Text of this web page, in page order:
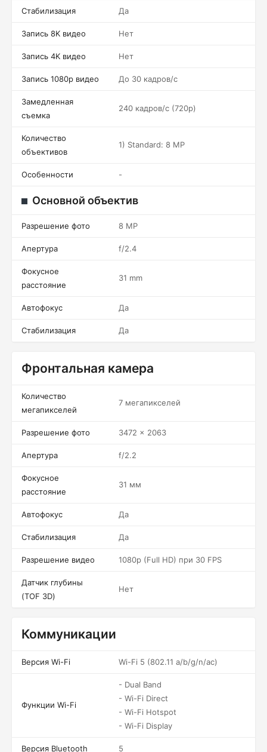
Стабилизация Да
Запись 8K видео Нет
Запись 4K видео Нет
Запись 1080p видео До 30 кадров/c
Замедленная
съемка
240 кадров/c (720p)
Количество
объективов
1) Standard: 8 MP
Особенности -
Основной объектив
Разрешение фото 8 MP
Апертура f/2.4
Фокусное
расстояние
31 mm
Автофокус Да
Стабилизация Да
Фронтальная камера
Количество
мегапикселей
7 мегапикселей
Разрешение фото 3472 x 2063
Апертура f/2.2
Фокусное
расстояние
31 мм
Автофокус Да
Стабилизация Да
Разрешение видео 1080p (Full HD) при 30 FPS
Датчик глубины
(TOF 3D)
Нет
Коммуникации
Версия Wi-Fi Wi-Fi 5 (802.11 a/b/g/n/ac)
Функции Wi-Fi
- Dual Band
- Wi-Fi Direct
- Wi-Fi Hotspot
- Wi-Fi Display
Версия Bluetooth 5